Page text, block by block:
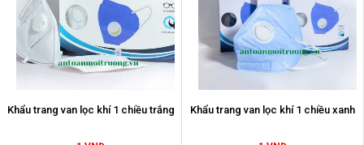
Khẩu trang van lọc khí 1 chiều trắng Khẩu trang van lọc khí 1 chiều xanh